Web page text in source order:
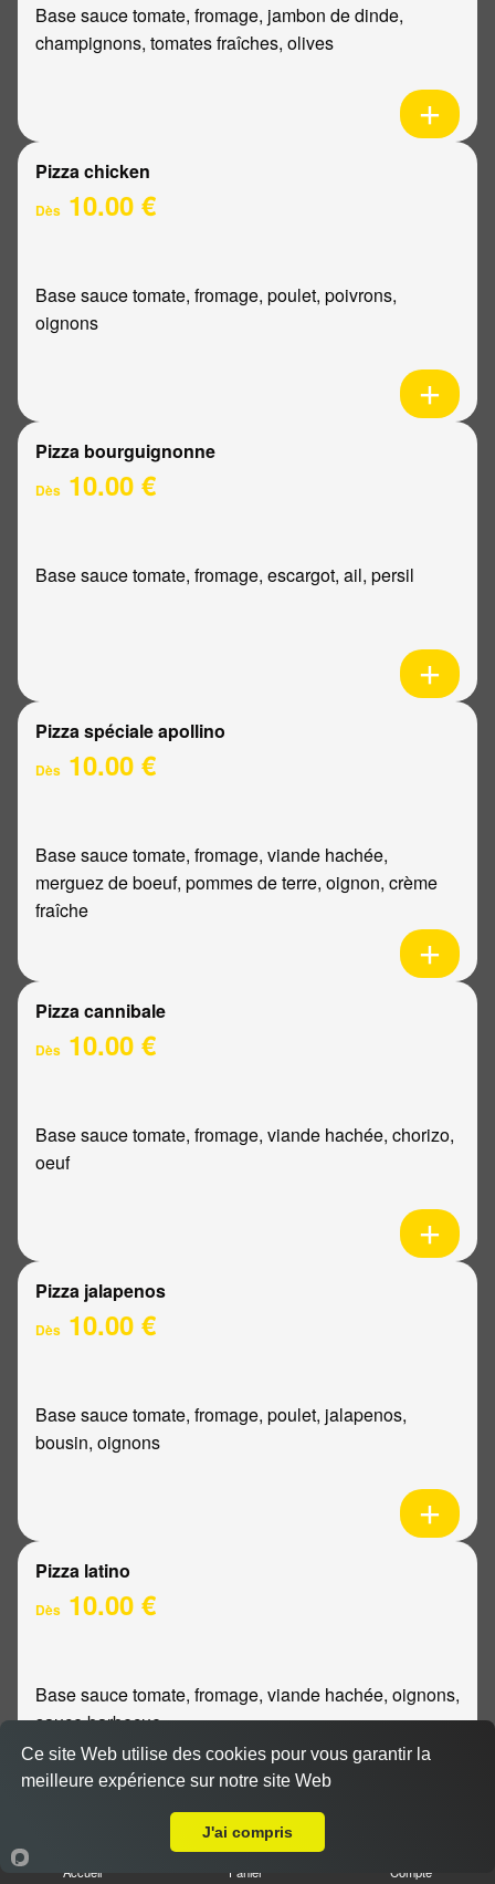
Base sauce tomate, fromage, jambon de dinde,
champignons, tomates fraîches, olives
Pizza chicken
Dès 10.00 €
Base sauce tomate, fromage, poulet, poivrons,
oignons
Pizza bourguignonne
Dès 10.00 €
Base sauce tomate, fromage, escargot, ail, persil
Pizza spéciale apollino
Dès 10.00 €
Base sauce tomate, fromage, viande hachée,
merguez de boeuf, pommes de terre, oignon, crème
fraîche
Pizza cannibale
Dès 10.00 €
Base sauce tomate, fromage, viande hachée, chorizo,
oeuf
Pizza jalapenos
Dès 10.00 €
Base sauce tomate, fromage, poulet, jalapenos,
bousin, oignons
Pizza latino
Dès 10.00 €
Base sauce tomate, fromage, viande hachée, oignons,
sauce barbecue
Accueil Panier Compte
Ce site Web utilise des cookies pour vous garantir la
meilleure expérience sur notre site Web
J'ai compris